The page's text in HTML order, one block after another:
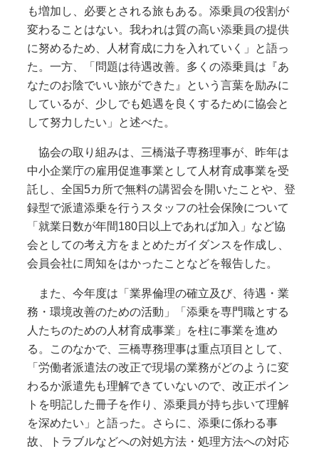
も増加し、必要とされる旅もある。添乗員の役割が
変わることはない。我われは質の高い添乗員の提供
に努めるため、人材育成に力を入れていく」と語っ
た。一方、「問題は待遇改善。多くの添乗員は『あ
なたのお陰でいい旅ができた』という言葉を励みに
しているが、少しでも処遇を良くするために協会と
して努力したい」と述べた。
協会の取り組みは、三橋滋子専務理事が、昨年は
中小企業庁の雇用促進事業として人材育成事業を受
託し、全国5カ所で無料の講習会を開いたことや、登
録型で派遣添乗を行うスタッフの社会保険について
「就業日数が年間180日以上であれば加入」など協
会としての考え方をまとめたガイダンスを作成し、
会員会社に周知をはかったことなどを報告した。
また、今年度は「業界倫理の確立及び、待遇・業
務・環境改善のための活動」「添乗を専門職とする
人たちのための人材育成事業」を柱に事業を進め
る。このなかで、三橋専務理事は重点項目として、
「労働者派遣法の改正で現場の業務がどのように変
わるか派遣先も理解できていないので、改正ポイン
トを明記した冊子を作り、添乗員が持ち歩いて理解
を深めたい」と語った。さらに、添乗に係わる事
故、トラブルなどへの対処方法・処理方法への対応